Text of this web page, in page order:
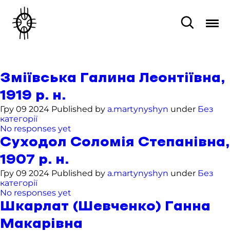
Зміївська Галина Леонтіївна,
1919 р. н.
Гру 09 2024 Published by a.martynyshyn under Без
категорії
No responses yet
Суходол Соломія Степанівна,
1907 р. н.
Гру 09 2024 Published by a.martynyshyn under Без
категорії
No responses yet
Шкарлат (Шевченко) Ганна
Макарівна